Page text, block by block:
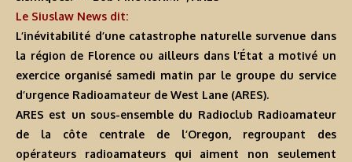
Le Siuslaw News dit:
L’inévitabilité d’une catastrophe naturelle survenue dans
la région de Florence ou ailleurs dans l’État a motivé un
exercice organisé samedi matin par le groupe du service
d’urgence Radioamateur de West Lane (ARES).
ARES est un sous-ensemble du Radioclub Radioamateur
de la côte centrale de l’Oregon, regroupant des
opérateurs radioamateurs qui aiment non seulement